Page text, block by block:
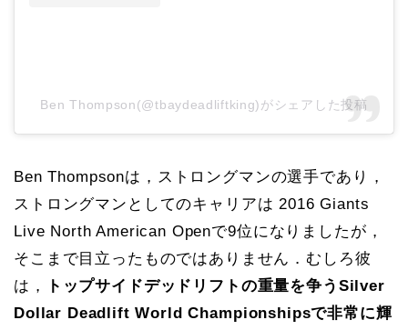
Ben Thompson(@tbaydeadliftking)がシェアした投稿
Ben Thompsonは，ストロングマンの選手であり，
ストロングマンとしてのキャリアは 2016 Giants
Live North American Openで9位になりましたが，
そこまで目立ったものではありません．むしろ彼
は，
トップサイドデッドリフトの重量を争うSilver
Dollar Deadlift World Championshipsで非常に輝